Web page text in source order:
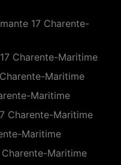
17 Charente-
Charente-Maritime
Maritime
Maritime
Charente-Maritime
Maritime
Maritime